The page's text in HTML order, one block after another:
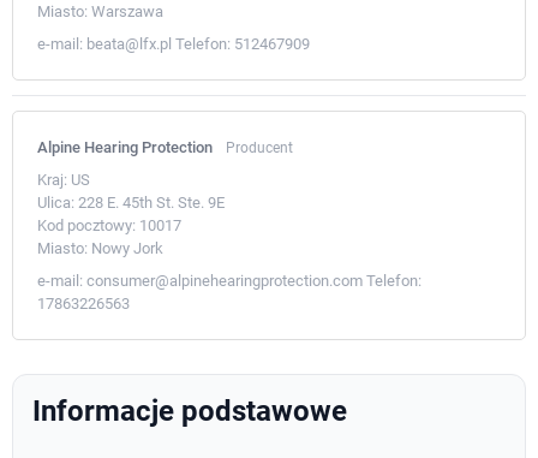
Miasto: Warszawa
e-mail: beata@lfx.pl Telefon: 512467909
Alpine Hearing Protection Producent
Kraj: US
Ulica: 228 E. 45th St. Ste. 9E
Kod pocztowy: 10017
Miasto: Nowy Jork
e-mail: consumer@alpinehearingprotection.com Telefon:
17863226563
Informacje podstawowe